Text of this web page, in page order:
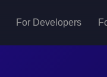
For Developers